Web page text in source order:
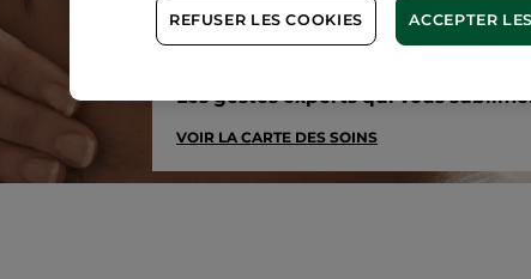
Les gestes experts qui vous
VOIR LA CARTE DES SOINS
REFUSER LES COOKIES ACCEPTER